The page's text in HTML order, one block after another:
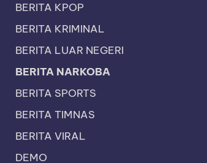
BERITA KPOP
BERITA KRIMINAL
BERITA LUAR NEGERI
BERITA NARKOBA
BERITA SPORTS
BERITA TIMNAS
BERITA VIRAL
DEMO